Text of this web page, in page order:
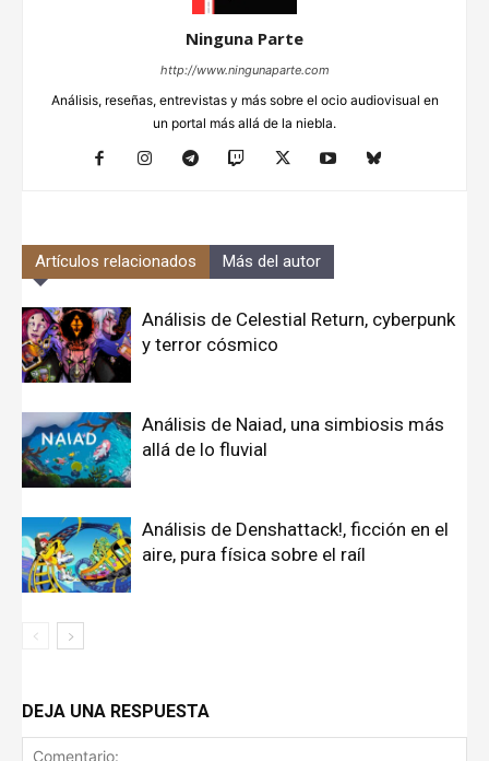
Ninguna Parte
http://www.ningunaparte.com
Análisis, reseñas, entrevistas y más sobre el ocio audiovisual en
un portal más allá de la niebla.
Artículos relacionados Más del autor
Análisis de Celestial Return, cyberpunk
y terror cósmico
Análisis de Naiad, una simbiosis más
allá de lo fluvial
Análisis de Denshattack!, ficción en el
aire, pura física sobre el raíl
DEJA UNA RESPUESTA